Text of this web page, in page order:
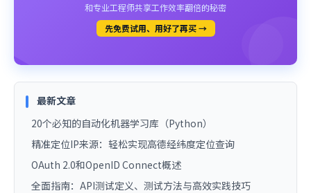
和专业工程师共享工作效率翻倍的秘密
先免费试用、用好了再买 →
最新文章
20个必知的自动化机器学习库（Python）
精准定位IP来源：轻松实现高德经纬度定位查询
OAuth 2.0和OpenID Connect概述
全面指南：API测试定义、测试方法与高效实践技巧